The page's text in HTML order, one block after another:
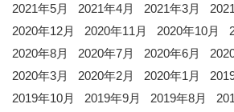
2021年5月
2021年4月 2021年3月
2020年12月
2020年11月 2020年10月
2020年8月
2020年7月 2020年6月
2020年3月
2020年2月 2020年1月
2019年10月
2019年9月 2019年8月